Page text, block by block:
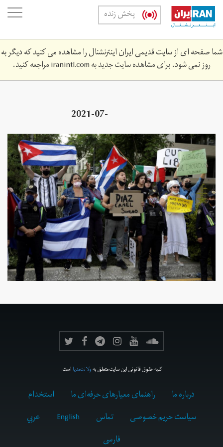
Skip
main
content
پخش زنده
شما صفحه ای از سایت قدیمی ایران اینترنشنال را مشاهده می کنید که دیگر به
روز نمی شود. برای مشاهده سایت جدید بهiranintl.comمراجعه کنید.
2021-07-
unrest-mexico.jpg
کلیه حقوق قانونی این سایت متعلق بهولانت‌مدیااست.
درباره ما راهنمای معیارهای حرفه‌ای ما
استخدام
سیاست حریم خصوصی
تماس English
عربي
فارسى